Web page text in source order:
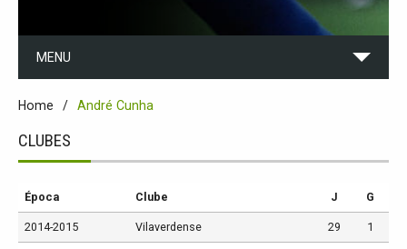
MENU
Home André Cunha
CLUBES
Época Clube J G
2014-2015 Vilaverdense 29 1